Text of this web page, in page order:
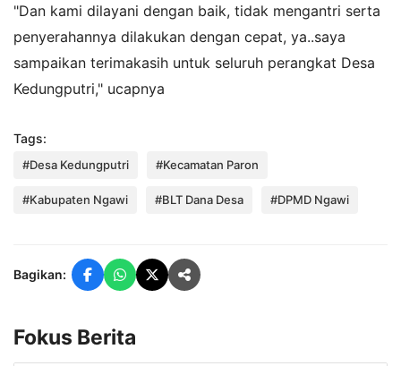
"Dan kami dilayani dengan baik, tidak mengantri serta
penyerahannya dilakukan dengan cepat, ya..saya
sampaikan terimakasih untuk seluruh perangkat Desa
Kedungputri," ucapnya
Tags:
#Desa Kedungputri #Kecamatan Paron
#Kabupaten Ngawi #BLT Dana Desa #DPMD Ngawi
Bagikan:
Fokus Berita